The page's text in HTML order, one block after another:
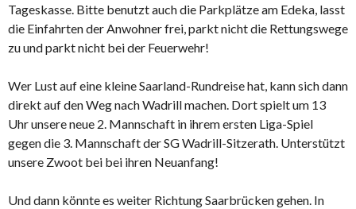
Tageskasse. Bitte benutzt auch die Parkplätze am Edeka, lasst
die Einfahrten der Anwohner frei, parkt nicht die Rettungswege
zu und parkt nicht bei der Feuerwehr!
Wer Lust auf eine kleine Saarland-Rundreise hat, kann sich dann
direkt auf den Weg nach Wadrill machen. Dort spielt um 13
Uhr unsere neue 2. Mannschaft in ihrem ersten Liga-Spiel
gegen die 3. Mannschaft der SG Wadrill-Sitzerath. Unterstützt
unsere Zwoot bei bei ihren Neuanfang!
Und dann könnte es weiter Richtung Saarbrücken gehen. In